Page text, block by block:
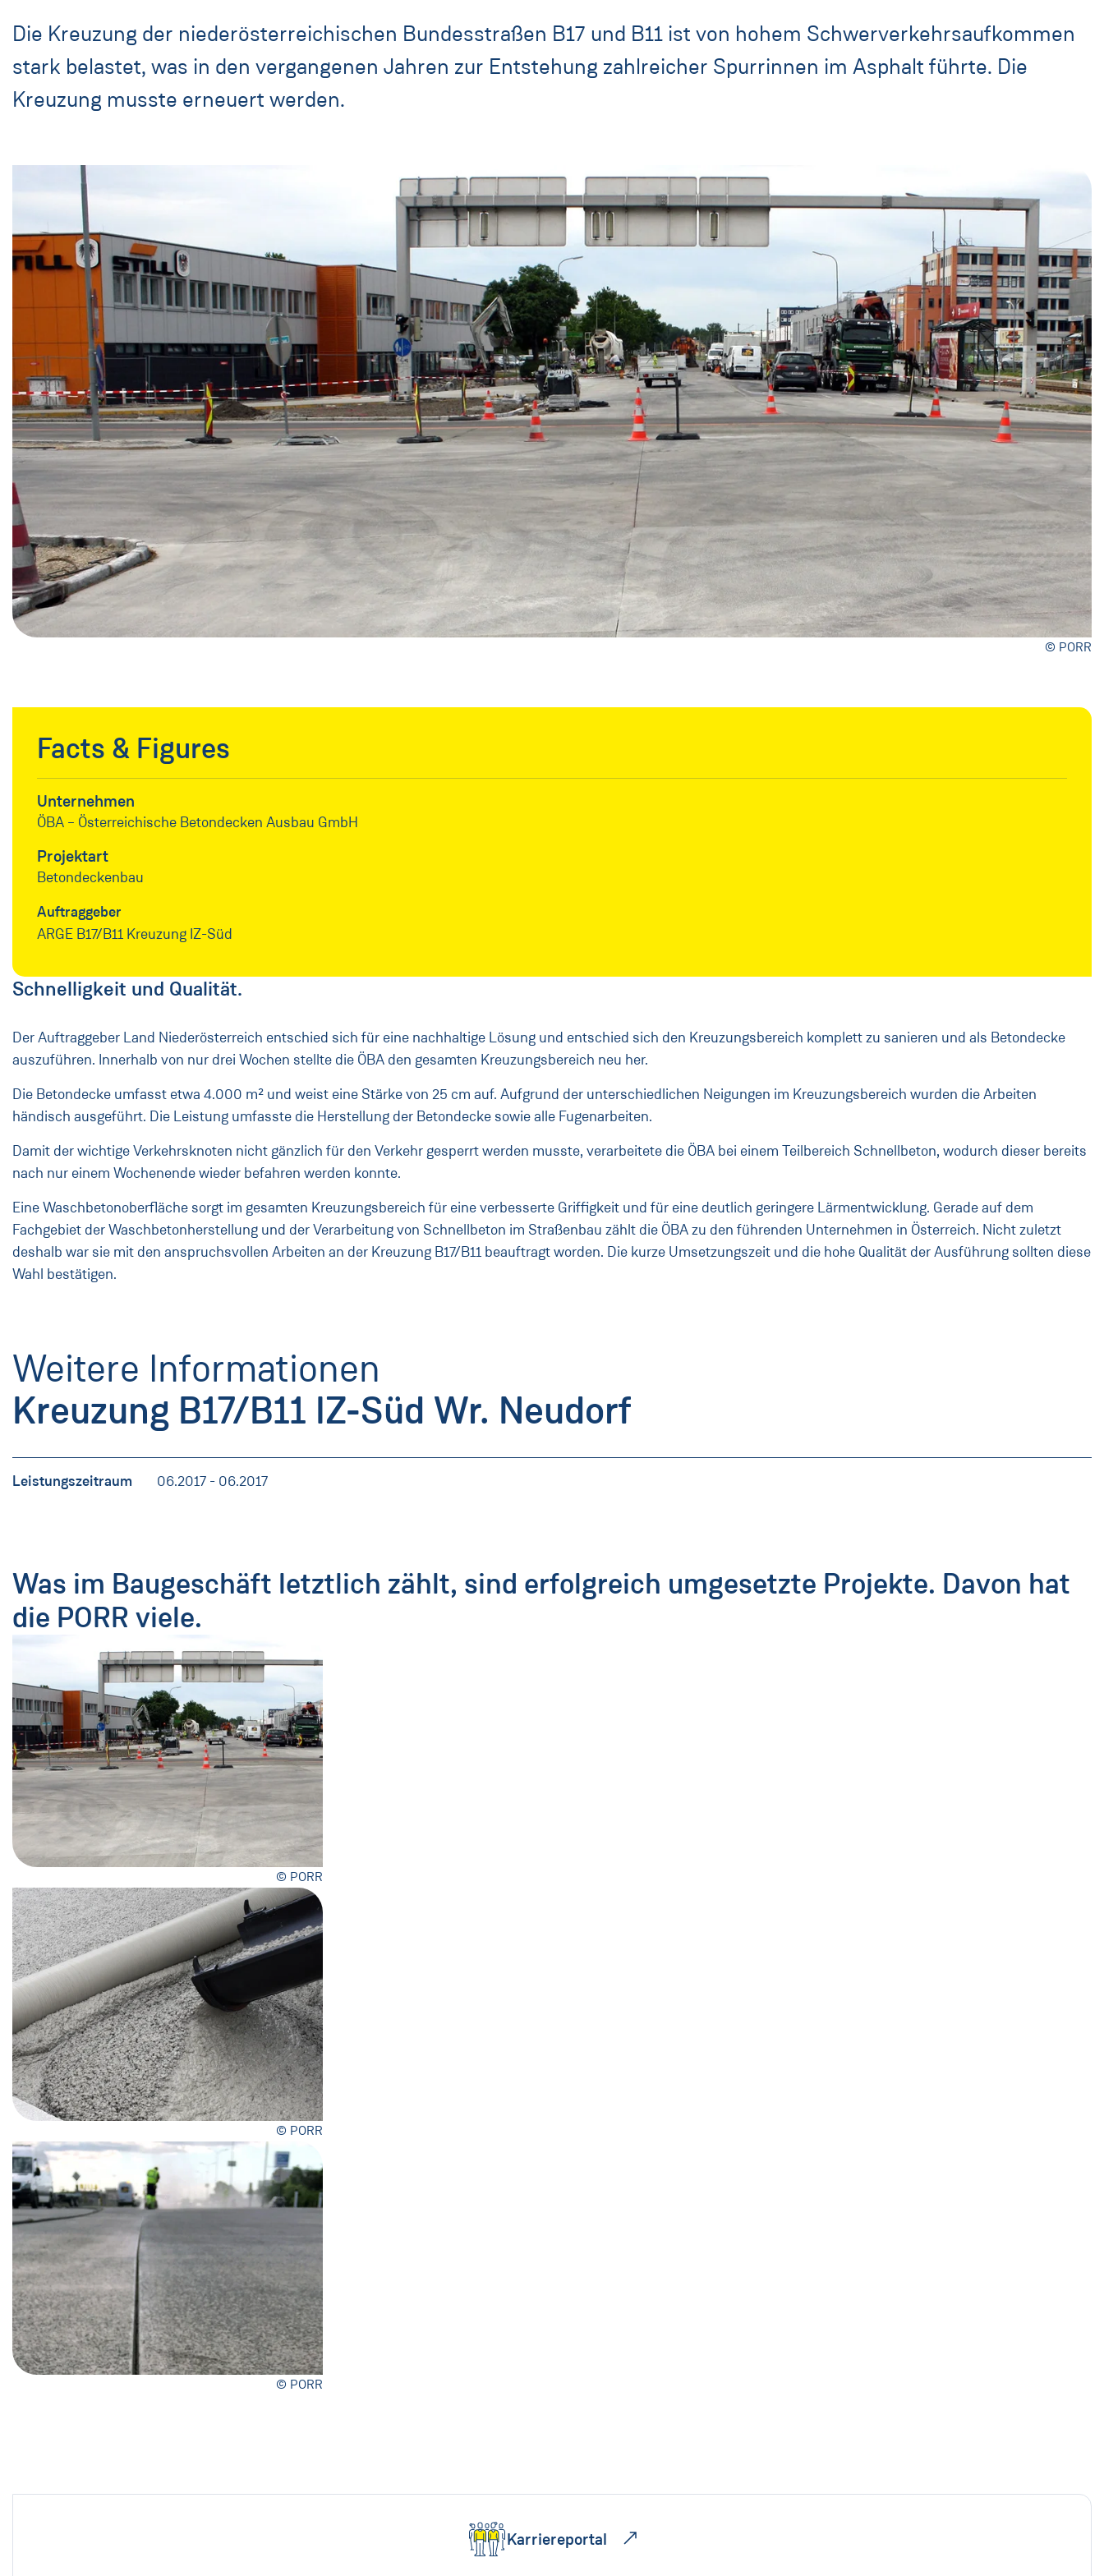
Die Kreuzung der niederösterreichischen Bundesstraßen B17 und B11 ist von hohem Schwerverkehrsaufkommen
stark belastet, was in den vergangenen Jahren zur Entstehung zahlreicher Spurrinnen im Asphalt führte. Die
Kreuzung musste erneuert werden.
© PORR
Facts & Figures
Unternehmen
ÖBA – Österreichische Betondecken Ausbau GmbH
Projektart
Betondeckenbau
Auftraggeber
ARGE B17/B11 Kreuzung IZ-Süd
Schnelligkeit und Qualität.
Der Auftraggeber Land Niederösterreich entschied sich für eine nachhaltige Lösung und entschied sich den Kreuzungsbereich komplett zu sanieren und als Betondecke
auszuführen. Innerhalb von nur drei Wochen stellte die ÖBA den gesamten Kreuzungsbereich neu her.
Die Betondecke umfasst etwa 4.000 m² und weist eine Stärke von 25 cm auf. Aufgrund der unterschiedlichen Neigungen im Kreuzungsbereich wurden die Arbeiten
händisch ausgeführt. Die Leistung umfasste die Herstellung der Betondecke sowie alle Fugenarbeiten.
Damit der wichtige Verkehrsknoten nicht gänzlich für den Verkehr gesperrt werden musste, verarbeitete die ÖBA bei einem Teilbereich Schnellbeton, wodurch dieser bereits
nach nur einem Wochenende wieder befahren werden konnte.
Eine Waschbetonoberfläche sorgt im gesamten Kreuzungsbereich für eine verbesserte Griffigkeit und für eine deutlich geringere Lärmentwicklung. Gerade auf dem
Fachgebiet der Waschbetonherstellung und der Verarbeitung von Schnellbeton im Straßenbau zählt die ÖBA zu den führenden Unternehmen in Österreich. Nicht zuletzt
deshalb war sie mit den anspruchsvollen Arbeiten an der Kreuzung B17/B11 beauftragt worden. Die kurze Umsetzungszeit und die hohe Qualität der Ausführung sollten diese
Wahl bestätigen.
Weitere Informationen
Kreuzung B17/B11 IZ-Süd Wr. Neudorf
Leistungszeitraum 06.2017 - 06.2017
Was im Baugeschäft letztlich zählt, sind erfolgreich umgesetzte Projekte. Davon hat
die PORR viele.
© PORR
© PORR
© PORR
Karriereportal